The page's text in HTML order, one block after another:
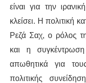
είναι για την
κλείσει. Η πολιτική
Ρεζά Σαχ, ο ρόλος
και η
απωθητικά για
πολιτικής